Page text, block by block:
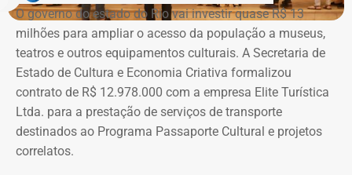
administradores atuais e anteriores, contas vinculadas,
meios de recuperação, contas publicitárias e dados de
pagamento. Com isso, a Meta também seria obrigada a
elaborar uma tabela comparativa, indicando se os perfis
compartilham telefones, dispositivos, endereços de IP,
administradores, contas de anúncios, meios de
pagamento ou gerenciadores de negócios.
O governo do estado do Rio vai investir quase R$ 13
milhões para ampliar o acesso da população a museus,
teatros e outros equipamentos culturais. A Secretaria de
Estado de Cultura e Economia Criativa formalizou
contrato de R$ 12.978.000 com a empresa Elite Turística
Ltda. para a prestação de serviços de transporte
destinados ao Programa Passaporte Cultural e projetos
correlatos.